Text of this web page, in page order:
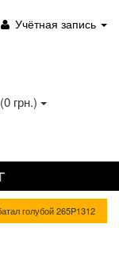
Учётная запись
грн.)
голубой 265P1312